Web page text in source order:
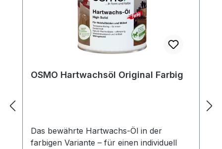
OSMO Hartwachsöl Original Farbig
Das bewährte Hartwachs-Öl in der
farbigen Variante – für einen individuell